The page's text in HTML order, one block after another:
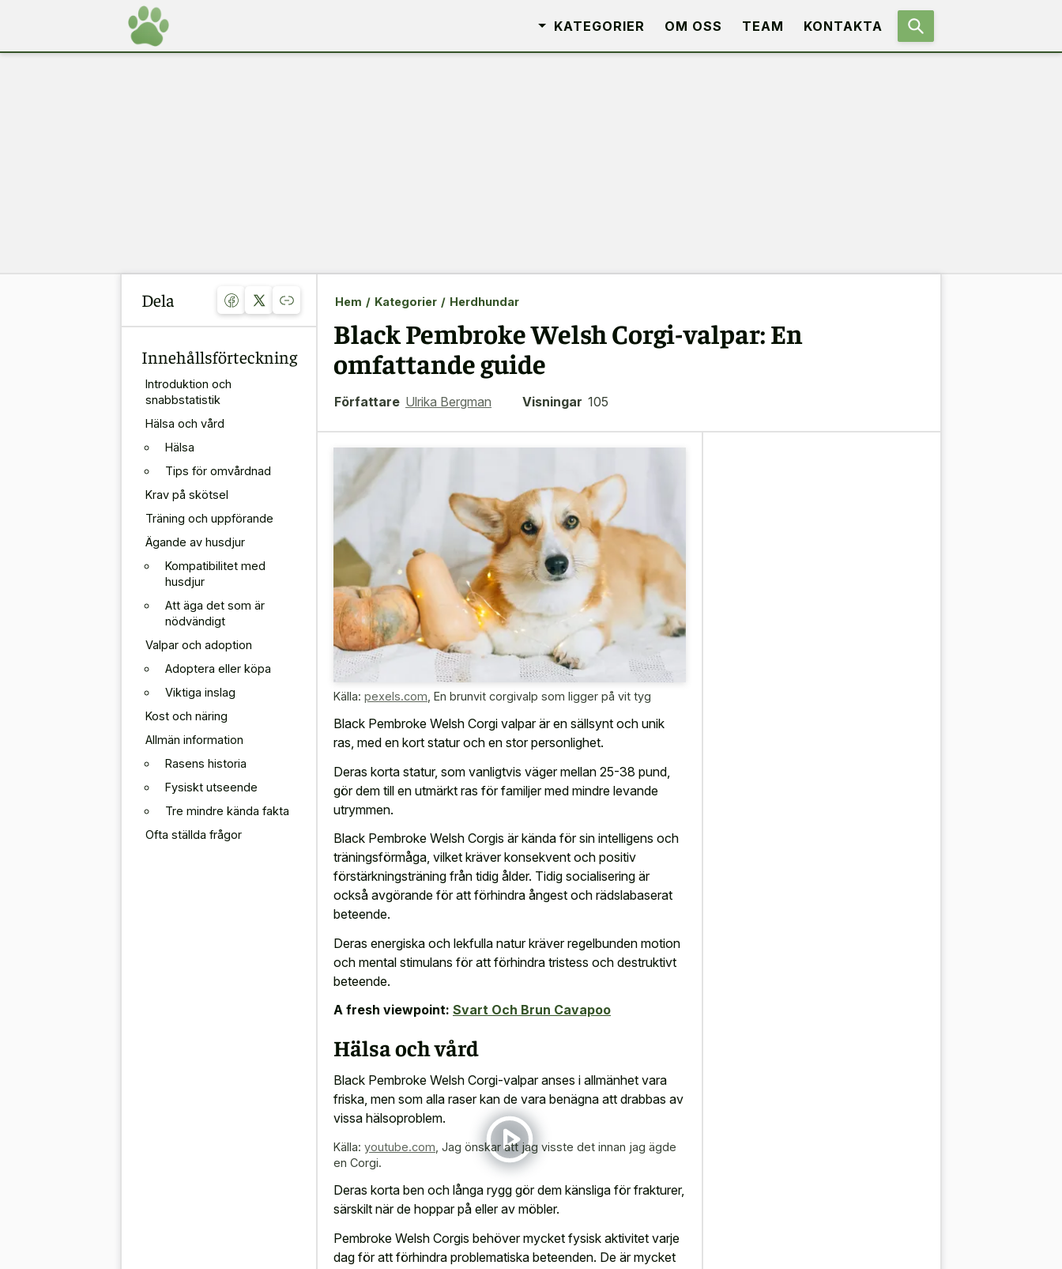
KATEGORIER OM OSS TEAM KONTAKTA
Dela
Innehållsförteckning
Introduktion och
snabbstatistik
Hälsa och vård
Hälsa
Tips för omvårdnad
Krav på skötsel
Träning och uppförande
Ägande av husdjur
Kompatibilitet med
husdjur
Att äga det som är
nödvändigt
Valpar och adoption
Adoptera eller köpa
Viktiga inslag
Kost och näring
Allmän information
Rasens historia
Fysiskt utseende
Tre mindre kända fakta
Ofta ställda frågor
Hem / Kategorier / Herdhundar
Black Pembroke Welsh Corgi-valpar: En
omfattande guide
Författare Ulrika Bergman Visningar 105
Källa: pexels.com En brunvit corgivalp som ligger på vit tyg
Black Pembroke Welsh Corgi valpar är en sällsynt och unik
ras, med en kort statur och en stor personlighet.
Deras korta statur, som vanligtvis väger mellan 25-38 pund,
gör dem till en utmärkt ras för familjer med mindre levande
utrymmen.
Black Pembroke Welsh Corgis är kända för sin intelligens och
träningsförmåga, vilket kräver konsekvent och positiv
förstärkningsträning från tidig ålder. Tidig socialisering är
också avgörande för att förhindra ångest och rädslabaserat
beteende.
Deras energiska och lekfulla natur kräver regelbunden motion
och mental stimulans för att förhindra tristess och destruktivt
beteende.
A fresh viewpoint: Svart Och Brun Cavapoo
Hälsa och vård
Black Pembroke Welsh Corgi-valpar anses i allmänhet vara
friska, men som alla raser kan de vara benägna att drabbas av
vissa hälsoproblem.
Källa: youtube.com Jag önskar att jag visste det innan jag ägde
en Corgi.
Deras korta ben och långa rygg gör dem känsliga för frakturer,
särskilt när de hoppar på eller av möbler.
Pembroke Welsh Corgis behöver mycket fysisk aktivitet varje
dag för att förhindra problematiska beteenden. De är mycket